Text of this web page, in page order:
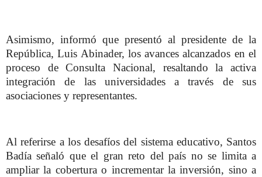
Asimismo, informó que presentó al presidente de la
República, Luis Abinader, los avances alcanzados en el
proceso de Consulta Nacional, resaltando la activa
integración de las universidades a través de sus
asociaciones y representantes.
Al referirse a los desafíos del sistema educativo, Santos
Badía señaló que el gran reto del país no se limita a
ampliar la cobertura o incrementar la inversión, sino a